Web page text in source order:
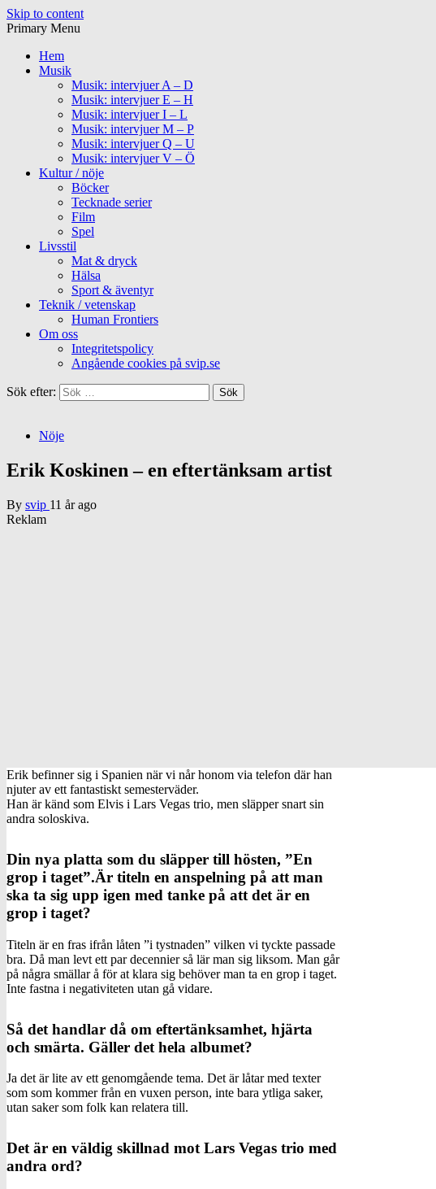
Skip to content
Primary Menu
Hem
Musik
Musik: intervjuer A – D
Musik: intervjuer E – H
Musik: intervjuer I – L
Musik: intervjuer M – P
Musik: intervjuer Q – U
Musik: intervjuer V – Ö
Kultur / nöje
Böcker
Tecknade serier
Film
Spel
Livsstil
Mat & dryck
Hälsa
Sport & äventyr
Teknik / vetenskap
Human Frontiers
Om oss
Integritetspolicy
Angående cookies på svip.se
Sök efter:
Nöje
Erik Koskinen – en eftertänksam artist
By svip 11 år ago
Reklam
Erik befinner sig i Spanien när vi når honom via telefon där han
njuter av ett fantastiskt semesterväder.
Han är känd som Elvis i Lars Vegas trio, men släpper snart sin
andra soloskiva.
Din nya platta som du släpper till hösten, ”En
grop i taget”.Är titeln en anspelning på att man
ska ta sig upp igen med tanke på att det är en
grop i taget?
Titeln är en fras ifrån låten ”i tystnaden” vilken vi tyckte passade
bra. Då man levt ett par decennier så lär man sig liksom. Man går
på några smällar å för at klara sig behöver man ta en grop i taget.
Inte fastna i negativiteten utan gå vidare.
Så det handlar då om eftertänksamhet, hjärta
och smärta. Gäller det hela albumet?
Ja det är lite av ett genomgående tema. Det är låtar med texter
som som kommer från en vuxen person, inte bara ytliga saker,
utan saker som folk kan relatera till.
Det är en väldig skillnad mot Lars Vegas trio med
andra ord?